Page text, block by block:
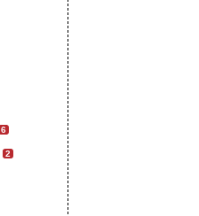
6
2